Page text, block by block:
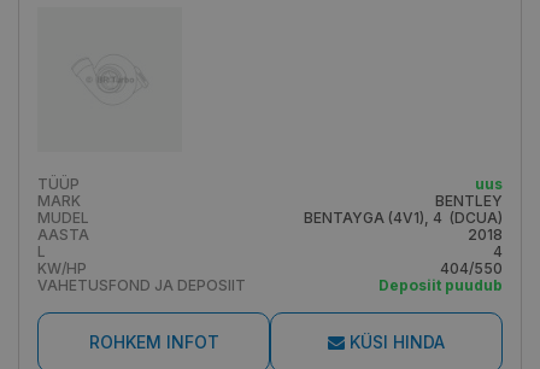
TÜÜP
uus
MARK
BENTLEY
MUDEL
BENTAYGA (4V1), 4 (DCUA)
AASTA
2018
L
4
KW/HP
404/550
VAHETUSFOND JA DEPOSIIT
Deposiit puudub
ROHKEM INFOT KÜSI HINDA